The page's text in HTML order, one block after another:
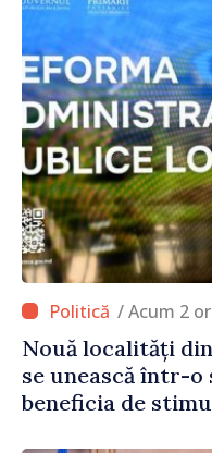
/ Acum 2
Nouă localități
se unească într-
beneficia de